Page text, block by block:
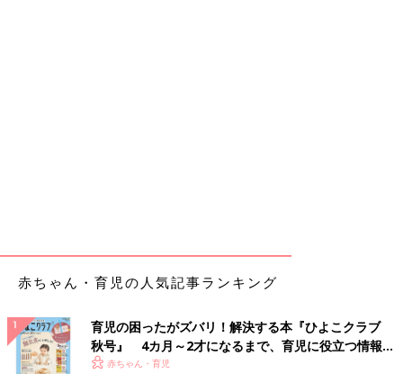
赤ちゃん・育児の人気記事ランキング
育児の困ったがズバリ！解決する本『ひよこクラブ
秋号』 4カ月～2才になるまで、育児に役立つ情報が
いっぱい！
赤ちゃん・育児